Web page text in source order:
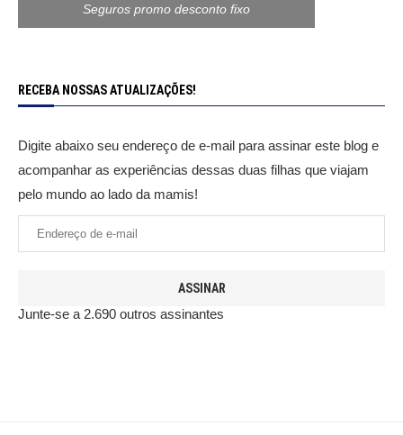
Seguros promo desconto fixo
RECEBA NOSSAS ATUALIZAÇÕES!
Digite abaixo seu endereço de e-mail para assinar este blog e
acompanhar as experiências dessas duas filhas que viajam
pelo mundo ao lado da mamis!
ASSINAR
Junte-se a 2.690 outros assinantes